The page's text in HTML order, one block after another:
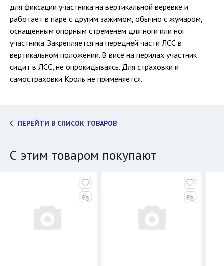
для фиксации участника на вертикальной веревке и
работает в паре с другим зажимом, обычно с жумаром,
оснащенным опорным стременем для ноги или ног
участника. Закрепляется на передней части ЛСС в
вертикальном положении. В висе на перилах участник
сидит в ЛСС, не опрокидываясь. Для страховки и
самостраховки Кроль не применяется.
ПЕРЕЙТИ В СПИСОК ТОВАРОВ
С этим товаром покупают